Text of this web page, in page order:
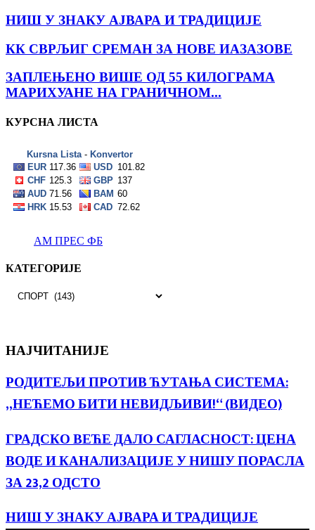
НИШ У ЗНАКУ АЈВАРА И ТРАДИЦИЈЕ
КК СВРЉИГ СРЕМАН ЗА НОВЕ ИАЗАЗОВЕ
ЗАПЛЕЊЕНО ВИШЕ ОД 55 КИЛОГРАМА
МАРИХУАНЕ НА ГРАНИЧНОМ...
КУРСНА ЛИСТА
АМ ПРЕС ФБ
КАТЕГОРИЈЕ
КАТЕГОРИЈЕ
НАЈЧИТАНИЈЕ
РОДИТЕЉИ ПРОТИВ ЋУТАЊА СИСТЕМА:
„НЕЋЕМО БИТИ НЕВИДЉИВИ!“ (ВИДЕО)
ГРАДСКО ВЕЋЕ ДАЛО САГЛАСНОСТ: ЦЕНА
ВОДЕ И КАНАЛИЗАЦИЈЕ У НИШУ ПОРАСЛА
ЗА 23,2 ОДСТО
НИШ У ЗНАКУ АЈВАРА И ТРАДИЦИЈЕ